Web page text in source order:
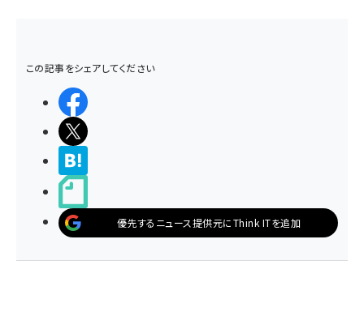
この記事をシェアしてください
優先するニュース提供元にThink ITを追加